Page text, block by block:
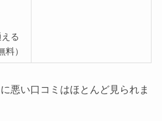
る
料）
悪い口コミはほとんど見られま